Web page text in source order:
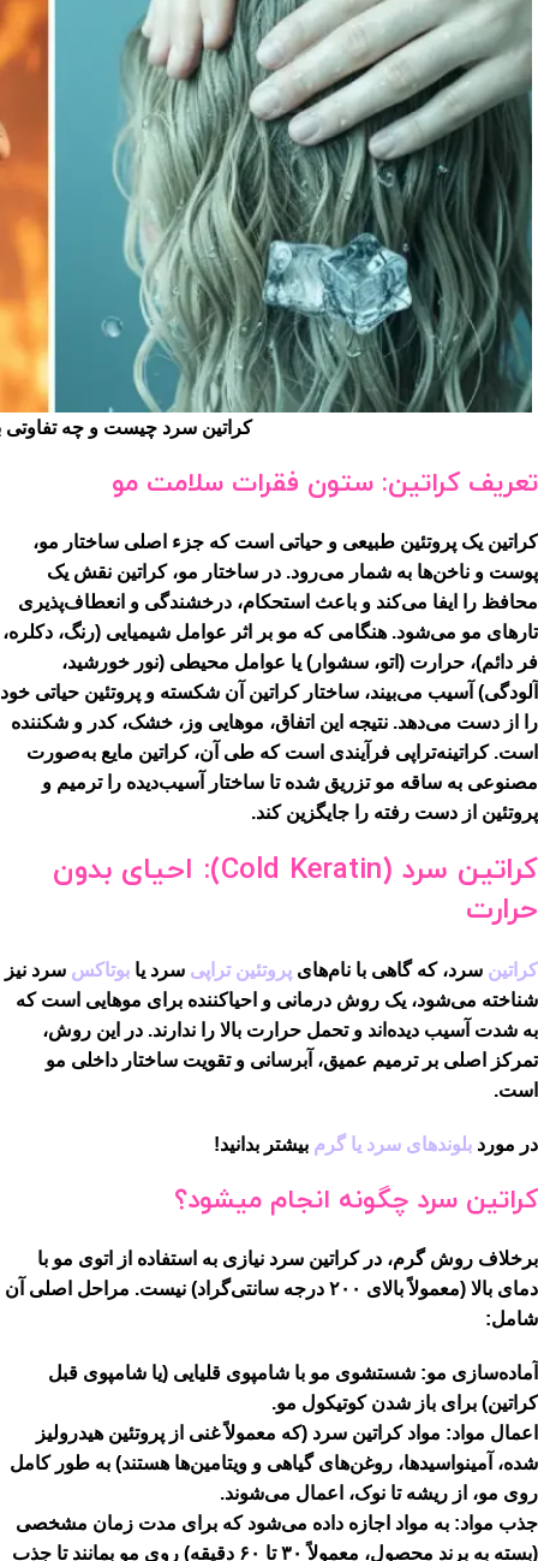
کراتین سرد چیست و چه تفاوتی
تعریف کراتین: ستون فقرات سلامت مو
کراتین یک پروتئین طبیعی و حیاتی است که جزء اصلی ساختار مو،
پوست و ناخن‌ها به شمار می‌رود. در ساختار مو، کراتین نقش یک
محافظ را ایفا می‌کند و باعث استحکام، درخشندگی و انعطاف‌پذیری
تارهای مو می‌شود. هنگامی که مو بر اثر عوامل شیمیایی (رنگ، دکلره،
فر دائم)، حرارت (اتو، سشوار) یا عوامل محیطی (نور خورشید،
آلودگی) آسیب می‌بیند، ساختار کراتین آن شکسته و پروتئین حیاتی خود
را از دست می‌دهد. نتیجه این اتفاق، موهایی وز، خشک، کدر و شکننده
است. کراتینه‌تراپی فرآیندی است که طی آن، کراتین مایع به‌صورت
مصنوعی به ساقه مو تزریق شده تا ساختار آسیب‌دیده را ترمیم و
پروتئین از دست رفته را جایگزین کند.
کراتین سرد (Cold Keratin): احیای بدون
حرارت
کراتین سرد، که گاهی با نام‌های پروتئین تراپی سرد یا بوتاکس سرد نیز
شناخته می‌شود، یک روش درمانی و احیاکننده برای موهایی است که
به شدت آسیب دیده‌اند و تحمل حرارت بالا را ندارند. در این روش،
تمرکز اصلی بر ترمیم عمیق، آبرسانی و تقویت ساختار داخلی مو
است.
در مورد بلوندهای سرد یا گرم بیشتر بدانید!
کراتین سرد چگونه انجام میشود؟
برخلاف روش گرم، در کراتین سرد نیازی به استفاده از اتوی مو با
دمای بالا (معمولاً بالای ۲۰۰ درجه سانتی‌گراد) نیست. مراحل اصلی آن
شامل:
آماده‌سازی مو: شستشوی مو با شامپوی قلیایی (یا شامپوی قبل
کراتین) برای باز شدن کوتیکول مو.
اعمال مواد: مواد کراتین سرد (که معمولاً غنی از پروتئین هیدرولیز
شده، آمینواسیدها، روغن‌های گیاهی و ویتامین‌ها هستند) به طور کامل
روی مو، از ریشه تا نوک، اعمال می‌شوند.
جذب مواد: به مواد اجازه داده می‌شود که برای مدت زمان مشخصی
(بسته به برند محصول، معمولاً ۳۰ تا ۶۰ دقیقه) روی مو بمانند تا جذب